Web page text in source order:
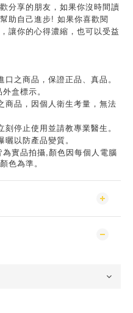
分享的朋友，如果你沒時間讀
助自己進步! 如果你喜歡閱
讓你的心得濃縮，也可以受益
之商品，保證正品、真品。
盒標示。
商品，因個人衛生考量，無法
停止使用並請教專業醫生。
以防產品變質。
為實品拍攝, 顏色因每個人電腦
色為準。